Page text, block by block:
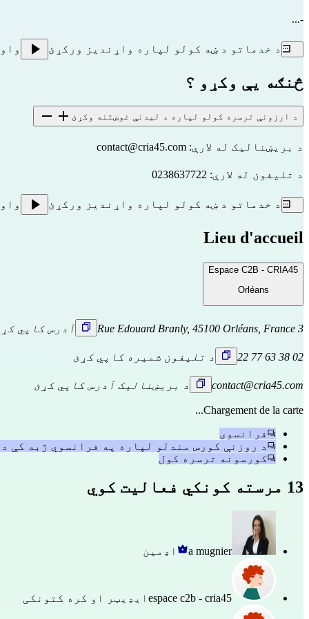
-...
د خدماتو د ښه کولو لپاره واړندیز ورکړئ
څنګه یې وکړو ؟
د ارزونې ترسره کولو لپاره د لیدنې غوښتنه وکړئ
د بریښنالیک له لارې: contact@cria45.com
د تلیفون له لارې: 0238637722
د خدماتو د ښه کولو لپاره واړندیز ورکړئ
Lieu d'accueil
Espace C2B - CRIA45
Orléans
3 Rue Edouard Branly, 45100 Orléans, France آدرس کاپي
02 38 63 77 22 د تلیفون شمیره کاپي کړئ
contact@cria45.com د بریښنالیک آدرس کاپي کړئ
Chargement de la carte...
فرانسوی
د روزنې کورس مندلو لپاره په فرانسوي ژبه کې
کورسونه ترسره کول
13 مرسته کونکي فعالیت کوي
a mugnier اډمین
espace c2b - cria45 ایډیټر او کره کتونکی